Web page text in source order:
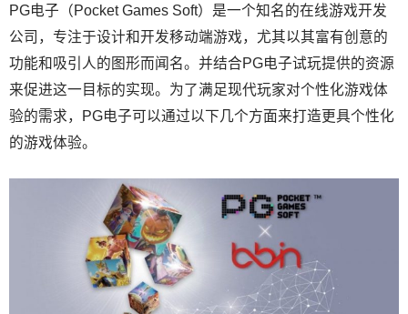
PG电子（Pocket Games Soft）是一个知名的在线游戏开发
公司，专注于设计和开发移动端游戏，尤其以其富有创意的
功能和吸引人的图形而闻名。并结合PG电子试玩提供的资源
来促进这一目标的实现。为了满足现代玩家对个性化游戏体
验的需求，PG电子可以通过以下几个方面来打造更具个性化
的游戏体验。